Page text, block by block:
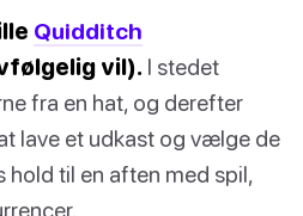
Quidditch
vil). I stedet
fra en hat, og derefter
lave et udkast og vælge de
hold til en aften med spil,